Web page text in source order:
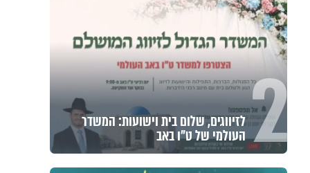
2 לזיווגים, שלום בית וישועות: המשדר
העולמי של ט"ו באב